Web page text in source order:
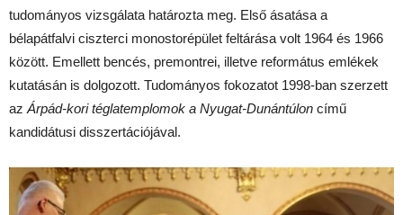
tudományos vizsgálata határozta meg. Első ásatása a
bélapátfalvi ciszterci monostorépület feltárása volt 1964 és 1966
között. Emellett bencés, premontrei, illetve református emlékek
kutatásán is dolgozott. Tudományos fokozatot 1998-ban szerzett
az Árpád-kori téglatemplomok a Nyugat-Dunántúlon című
kandidátusi disszertációjával.